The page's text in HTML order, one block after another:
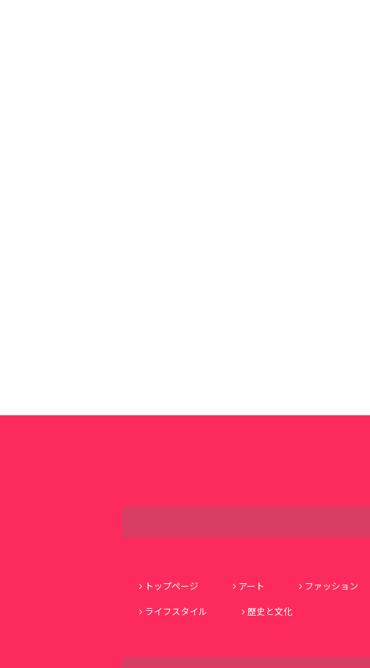
トップページ
アート ファッション
ライフスタイル
歴史と文化